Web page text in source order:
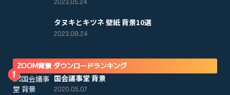
2023.05.24
タヌキとキツネ 壁紙 背景10選
2023.08.24
ZOOM背景 ダウンロードランキング
国会議事堂 背景
2020.05.07